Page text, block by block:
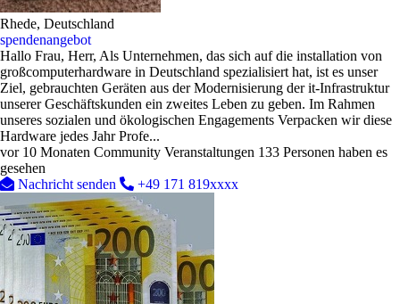
Rhede, Deutschland
spendenangebot
Hallo Frau, Herr, Als Unternehmen, das sich auf die installation von
großcomputerhardware in Deutschland spezialisiert hat, ist es unser
Ziel, gebrauchten Geräten aus der Modernisierung der it-Infrastruktur
unserer Geschäftskunden ein zweites Leben zu geben. Im Rahmen
unseres sozialen und ökologischen Engagements Verpacken wir diese
Hardware jedes Jahr Profe...
vor 10 Monaten Community Veranstaltungen 133 Personen haben es
gesehen
Nachricht senden
+49 171 819xxxx